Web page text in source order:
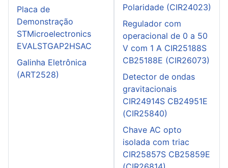
Placa de
Demonstração
STMicroelectronics
EVALSTGAP2HSAC
Galinha Eletrônica
(ART2528)
Polaridade (CIR24023)
Regulador com
operacional de 0 a 50
V com 1 A CIR25188S
CB25188E (CIR26073)
Detector de ondas
gravitacionais
CIR24914S CB24951E
(CIR25840)
Chave AC opto
isolada com triac
CIR25857S CB25859E